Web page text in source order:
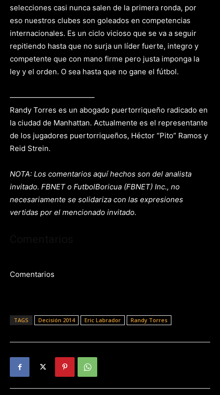
selecciones casi nunca salen de la primera ronda, por
eso nuestros clubes son goleados en competencias
internacionales. Es un ciclo vicioso que se va a seguir
repitiendo hasta que no surja un líder fuerte, integro y
competente que con mano firme pero justa imponga la
ley y el orden. O sea hasta que no gane el fútbol.
———————————–
Randy Torres es un abogado puertorriqueño radicado en
la ciudad de Manhattan. Actualmente es el representante
de los jugadores puertorriqueños, Héctor “Pito” Ramos y
Reid Strein.
NOTA: Los comentarios aquí hechos son del analista
invitado. FBNET o FutbolBoricua (FBNET) Inc., no
necesariamente se solidariza con las expresiones
vertidas por el mencionado invitado.
Comentarios
TAGS Decisión 2014 Eric Labrador Randy Torres